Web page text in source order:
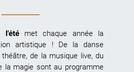
l'étémet chaque année la
artistique ! De la danse
de la musique live, du
la magie sont au programme